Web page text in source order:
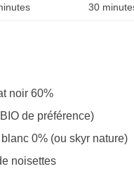
30
noir 60%
de préférence)
0% (ou skyr nature)
noisettes